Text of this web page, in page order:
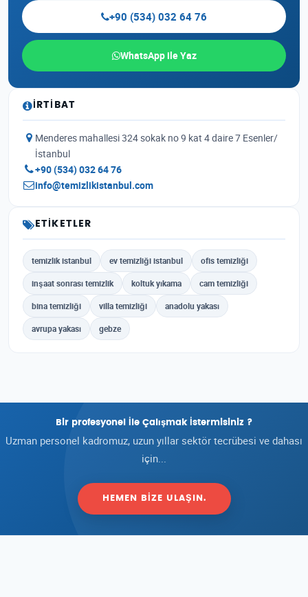
+90 (534) 032 64 76
WhatsApp ile Yaz
İRTIBAT
Menderes mahallesi 324 sokak no 9 kat 4 daire 7 Esenler/
İstanbul
+90 (534) 032 64 76
info@temizlikistanbul.com
ETIKETLER
temizlik istanbul ev temizliği istanbul ofis temizliği
inşaat sonrası temizlik koltuk yıkama cam temizliği
bina temizliği villa temizliği anadolu yakası
avrupa yakası gebze
Bir profesyonel İle Çalışmak İstermisiniz ?
Uzman personel kadromuz, uzun yıllar sektör tecrübesi ve dahası
için...
HEMEN BIZE ULAŞIN.